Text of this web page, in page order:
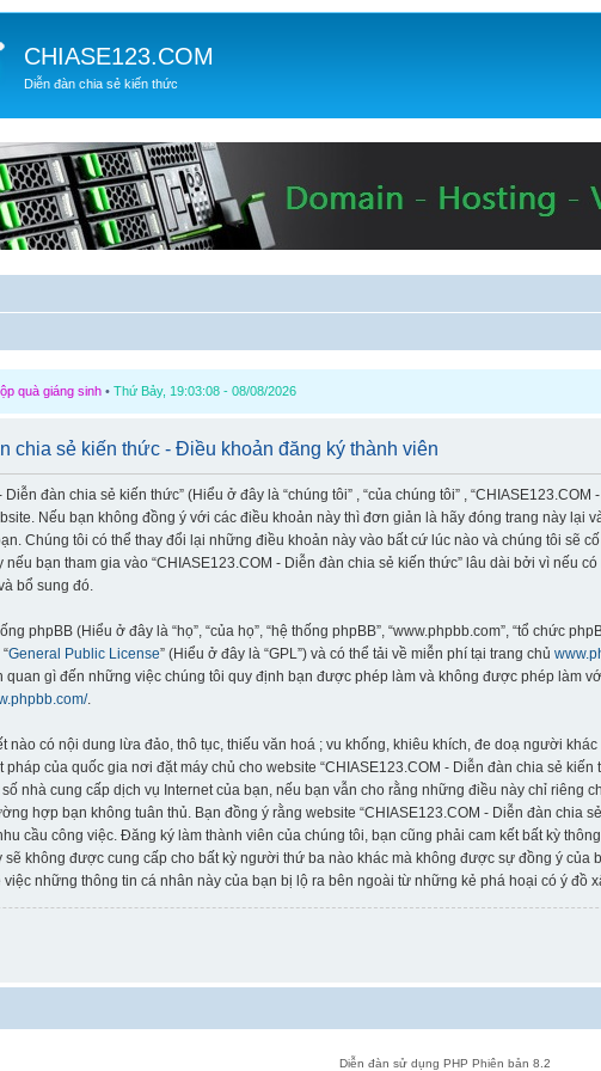
CHIASE123.COM
Diễn đàn chia sẻ kiến thức
quà giáng sinh • Thứ Bảy, 19:03:08 - 08/08/2026
chia sẻ kiến thức - Điều khoản đăng ký thành viên
đàn chia sẻ kiến thức” (Hiểu ở đây là “chúng tôi” , “của chúng tôi” ,
Nếu bạn không đồng ý với các điều khoản này thì đơn giản là hãy đóng trang này lại
Chúng tôi có thể thay đổi lại những điều khoản này vào bất cứ lúc nào và chúng tôi sẽ
bạn tham gia vào “CHIASE123.COM - Diễn đàn chia sẻ kiến thức” lâu dài bởi vì nếu
bổ sung đó.
phpBB (Hiểu ở đây là “họ”, “của họ”, “hệ thống phpBB”, “www.phpbb.com”, “tổ chức
General Public License” (Hiểu ở đây là “GPL”) và có thể tải về miễn phí tại trang chủ
quan gì đến những việc chúng tôi quy định bạn được phép làm và không được phép làm
.
nào có nội dung lừa đảo, thô tục, thiếu văn hoá ; vu khống, khiêu khích, đe doạ người
của quốc gia nơi đặt máy chủ cho website “CHIASE123.COM - Diễn đàn chia sẻ
nhà cung cấp dịch vụ Internet của bạn, nếu bạn vẫn cho rằng những điều này chỉ riêng
hợp bạn không tuân thủ. Bạn đồng ý rằng website “CHIASE123.COM - Diễn đàn chia
cầu công việc. Đăng ký làm thành viên của chúng tôi, bạn cũng phải cam kết bất kỳ
không được cung cấp cho bất kỳ người thứ ba nào khác mà không được sự đồng ý của
những thông tin cá nhân này của bạn bị lộ ra bên ngoài từ những kẻ phá hoại có ý đồ
Diễn đàn sử dụng PHP Phiên bản 8.2